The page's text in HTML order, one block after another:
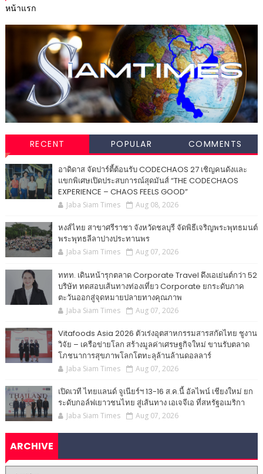
หน้าแรก
RECENT POPULAR COMMENTS
อาดิดาส จัดปาร์ตี้ต้อนรับ CODECHAOS 27 เชิญคนดังและ
แขกพิเศษเปิดประสบการณ์สุดมันส์ “THE CODECHAOS
EXPERIENCE – CHAOS FEELS GOOD”
Jaba Siam Times Aug 08, 2026
หงส์ไทย สาขาศรีราชา จังหวัดชลบุรี จัดพิธีเจริญพระพุทธมนต์
พระพุทธลีลาปางประทานพร
Jaba Siam Times Aug 07, 2026
ททท. เดินหน้ารุกตลาด Corporate Travel ดึงเอเย่นต์กว่า 52
บริษัท ทดสอบเส้นทางท่องเที่ยว Corporate ยกระดับภาค
ตะวันออกสู่จุดหมายปลายทางคุณภาพ
Jaba Siam Times Aug 07, 2026
Vitafoods Asia 2026 ตัวเร่งอุตสาหกรรมสารสกัดไทย ชูงาน
วิจัย – เครือข่ายโลก สร้างมูลค่าเศรษฐกิจใหม่ ขานรับตลาด
โภชนาการสุขภาพโลกโตทะลุล้านล้านดอลลาร์
Jaba Siam Times Aug 07, 2026
เปิดเวที ไทยแลนด์ จูเนียร์ฯ 13-16 ส.ค.นี้ อัลไพน์ เชียงใหม่ ยก
ระดับกอล์ฟเยาวชนไทย สู่เส้นทาง เอเจจีเอ ที่สหรัฐอเมริกา
Jaba Siam Times Aug 07, 2026
ARCHIVE